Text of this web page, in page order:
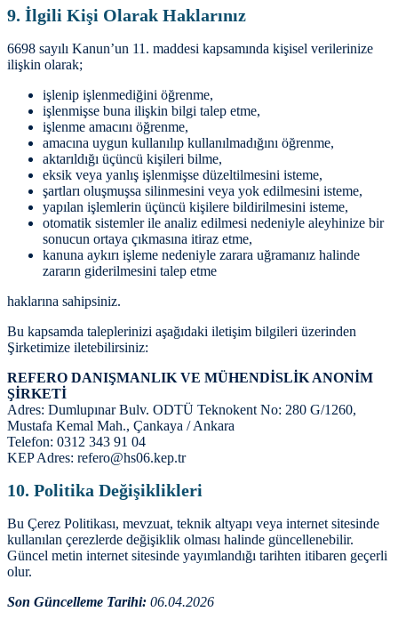
9. İlgili Kişi Olarak Haklarınız
6698 sayılı Kanun’un 11. maddesi kapsamında kişisel verilerinize
ilişkin olarak;
işlenip işlenmediğini öğrenme,
işlenmişse buna ilişkin bilgi talep etme,
işlenme amacını öğrenme,
amacına uygun kullanılıp kullanılmadığını öğrenme,
aktarıldığı üçüncü kişileri bilme,
eksik veya yanlış işlenmişse düzeltilmesini isteme,
şartları oluşmuşsa silinmesini veya yok edilmesini isteme,
yapılan işlemlerin üçüncü kişilere bildirilmesini isteme,
otomatik sistemler ile analiz edilmesi nedeniyle aleyhinize bir
sonucun ortaya çıkmasına itiraz etme,
kanuna aykırı işleme nedeniyle zarara uğramanız halinde
zararın giderilmesini talep etme
haklarına sahipsiniz.
Bu kapsamda taleplerinizi aşağıdaki iletişim bilgileri üzerinden
Şirketimize iletebilirsiniz:
REFERO DANIŞMANLIK VE MÜHENDİSLİK ANONİM
ŞİRKETİ
Adres: Dumlupınar Bulv. ODTÜ Teknokent No: 280 G/1260,
Mustafa Kemal Mah., Çankaya / Ankara
Telefon: 0312 343 91 04
KEP Adres: refero@hs06.kep.tr
10. Politika Değişiklikleri
Bu Çerez Politikası, mevzuat, teknik altyapı veya internet sitesinde
kullanılan çerezlerde değişiklik olması halinde güncellenebilir.
Güncel metin internet sitesinde yayımlandığı tarihten itibaren geçerli
olur.
Son Güncelleme Tarihi: 06.04.2026